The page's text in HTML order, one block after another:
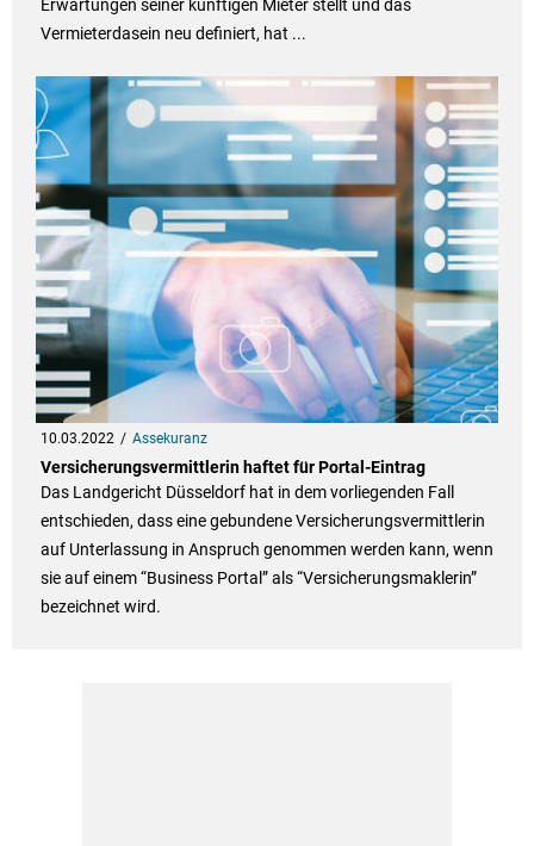
Erwartungen seiner künftigen Mieter stellt und das
Vermieterdasein neu definiert, hat ...
10.03.2022 Assekuranz
Versicherungsvermittlerin haftet für Portal-Eintrag
Das Landgericht Düsseldorf hat in dem vorliegenden Fall
entschieden, dass eine gebundene Versicherungsvermittlerin
auf Unterlassung in Anspruch genommen werden kann, wenn
sie auf einem “Business Portal” als “Versicherungsmaklerin”
bezeichnet wird.